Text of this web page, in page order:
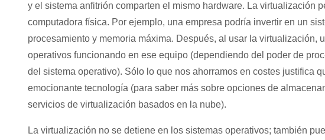
y el sistema anfitrión comparten el mismo hardware. La virtualización
computadora física. Por ejemplo, una empresa podría invertir en un
procesamiento y memoria máxima. Después, al usar la virtualización,
operativos funcionando en ese equipo (dependiendo del poder de
del sistema operativo). Sólo lo que nos ahorramos en costes justifica
emocionante tecnología (para saber más sobre opciones de
servicios de virtualización basados en la nube).
La virtualización no se detiene en los sistemas operativos; también